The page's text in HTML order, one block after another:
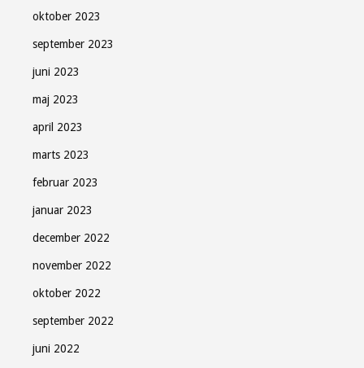
oktober 2023
september 2023
juni 2023
maj 2023
april 2023
marts 2023
februar 2023
januar 2023
december 2022
november 2022
oktober 2022
september 2022
juni 2022